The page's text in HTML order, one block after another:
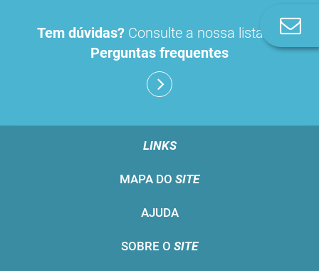
Tem dúvidas? Consulte a nossa lista de
Perguntas frequentes
LINKS
MAPA DO SITE
AJUDA
SOBRE O SITE